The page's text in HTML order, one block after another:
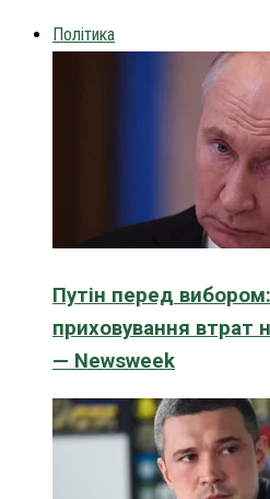
Політика
Путін перед вибором:
приховування втрат
— Newsweek